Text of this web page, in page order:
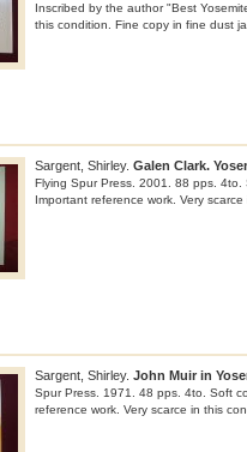
Inscribed by the author "Best
this condition. Fine copy in fine dust
Sargent, Shirley. Galen Clark.
Flying Spur Press. 2001. 88 pps. 4to.
Important reference work. Very
Sargent, Shirley. John Muir in
Spur Press. 1971. 48 pps. 4to. Soft
reference work. Very scarce in this